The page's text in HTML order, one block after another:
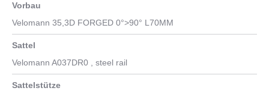
Kette
Innenlager
Vorbau
Velomann 35,3D FORGED 0°>90° L70MM
Sattel
Velomann A037DR0 , steel rail
Sattelstütze